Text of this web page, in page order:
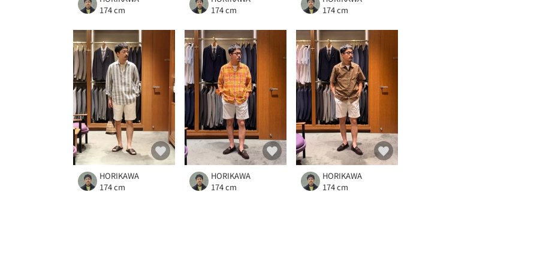
174 cm
174 cm
174 cm
HORIKAWA
174 cm
HORIKAWA
174 cm
HORIKAWA
174 cm